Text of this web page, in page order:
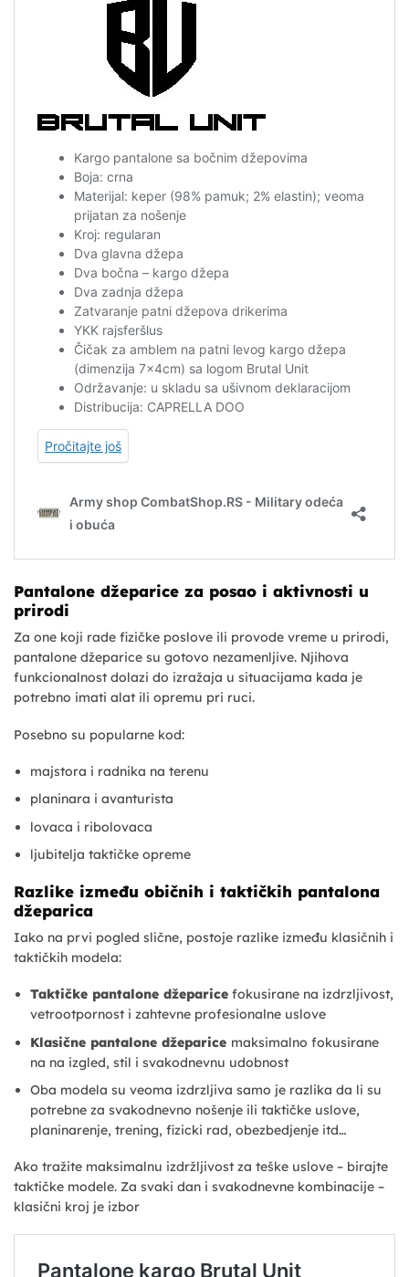
Pantalone džeparice za posao i aktivnosti u
prirodi
Za one koji rade fizičke poslove ili provode vreme u prirodi,
pantalone džeparice su gotovo nezamenljive. Njihova
funkcionalnost dolazi do izražaja u situacijama kada je
potrebno imati alat ili opremu pri ruci.
Posebno su popularne kod:
majstora i radnika na terenu
planinara i avanturista
lovaca i ribolovaca
ljubitelja taktičke opreme
Razlike između običnih i taktičkih pantalona
džeparica
Iako na prvi pogled slične, postoje razlike između klasičnih i
taktičkih modela:
Taktičke pantalone džeparice fokusirane na izdrzljivost,
vetrootpornost i zahtevne profesionalne uslove
Klasične pantalone džeparice maksimalno fokusirane
na na izgled, stil i svakodnevnu udobnost
Oba modela su veoma izdrzljiva samo je razlika da li su
potrebne za svakodnevno nošenje ili taktičke uslove,
planinarenje, trening, fizicki rad, obezbedjenje itd…
Ako tražite maksimalnu izdržljivost za teške uslove – birajte
taktičke modele. Za svaki dan i svakodnevne kombinacije –
klasični kroj je izbor